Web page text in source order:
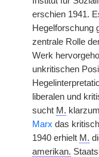
erschien 1941.
Hegelforschung
zentrale Rolle
Werk
unkritischen
liberalen und
sucht M.
Marx das
1940 erhielt M.
amerikan.